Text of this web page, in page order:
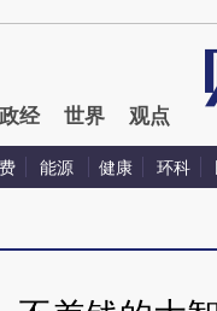
政经 世界 观点
能源 健康 环科